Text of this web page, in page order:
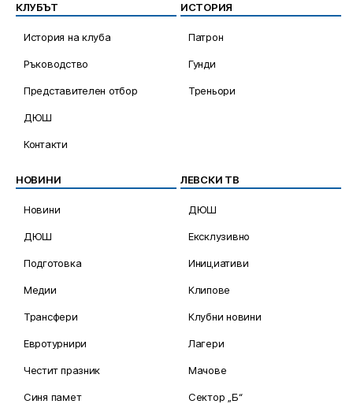
КЛУБЪТ
История на клуба
Ръководство
Представителен отбор
ДЮШ
Контакти
ИСТОРИЯ
Патрон
Гунди
Треньори
НОВИНИ
Новини
ДЮШ
Подготовка
Медии
Трансфери
Евротурнири
Честит празник
Синя памет
ЛЕВСКИ ТВ
ДЮШ
Ексклузивно
Инициативи
Клипове
Клубни новини
Лагери
Мачове
Сектор „Б“